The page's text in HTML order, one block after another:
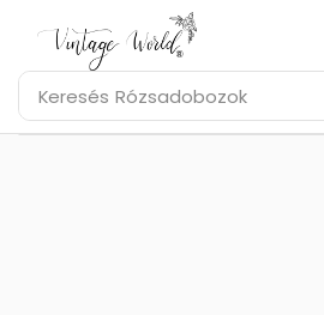
Keresés Rózsadobozok